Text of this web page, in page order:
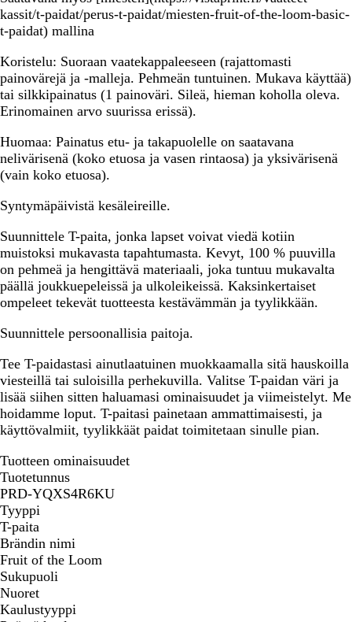
kassit/t-paidat/perus-t-paidat/miesten-fruit-of-the-loom-basic-
t-paidat) mallina
Koristelu: Suoraan vaatekappaleeseen (rajattomasti
painovärejä ja -malleja. Pehmeän tuntuinen. Mukava käyttää)
tai silkkipainatus (1 painoväri. Sileä, hieman koholla oleva.
Erinomainen arvo suurissa erissä).
Huomaa: Painatus etu- ja takapuolelle on saatavana
nelivärisenä (koko etuosa ja vasen rintaosa) ja yksivärisenä
(vain koko etuosa).
Syntymäpäivistä kesäleireille.
Suunnittele T-paita, jonka lapset voivat viedä kotiin
muistoksi mukavasta tapahtumasta. Kevyt, 100 % puuvilla
on pehmeä ja hengittävä materiaali, joka tuntuu mukavalta
päällä joukkuepeleissä ja ulkoleikeissä. Kaksinkertaiset
ompeleet tekevät tuotteesta kestävämmän ja tyylikkään.
Suunnittele persoonallisia paitoja.
Tee T-paidastasi ainutlaatuinen muokkaamalla sitä hauskoilla
viesteillä tai suloisilla perhekuvilla. Valitse T-paidan väri ja
lisää siihen sitten haluamasi ominaisuudet ja viimeistelyt. Me
hoidamme loput. T-paitasi painetaan ammattimaisesti, ja
käyttövalmiit, tyylikkäät paidat toimitetaan sinulle pian.
Tuotteen ominaisuudet
Tuotetunnus
PRD-YQXS4R6KU
Tyyppi
T-paita
Brändin nimi
Fruit of the Loom
Sukupuoli
Nuoret
Kaulustyyppi